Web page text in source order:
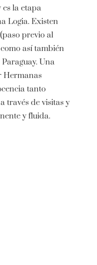
la etapa
Logia. Existen
previo al
así también
Una
Hermanas
tanto
través de visitas y
y fluida.